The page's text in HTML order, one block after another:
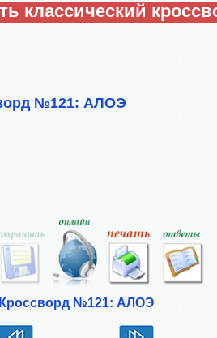
классический
№121: АЛОЭ
Кроссворд №121: АЛОЭ